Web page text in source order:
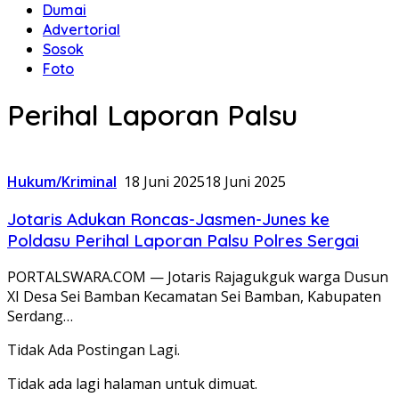
Dumai
Advertorial
Sosok
Foto
Perihal Laporan Palsu
Hukum/Kriminal 18 Juni 202518 Juni 2025
Jotaris Adukan Roncas-Jasmen-Junes ke
Poldasu Perihal Laporan Palsu Polres Sergai
PORTALSWARA.COM — Jotaris Rajagukguk warga Dusun
XI Desa Sei Bamban Kecamatan Sei Bamban, Kabupaten
Serdang…
Tidak Ada Postingan Lagi.
Tidak ada lagi halaman untuk dimuat.